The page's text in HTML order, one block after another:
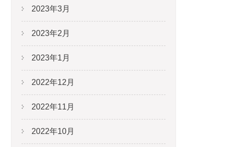
2023年3月
2023年2月
2023年1月
2022年12月
2022年11月
2022年10月